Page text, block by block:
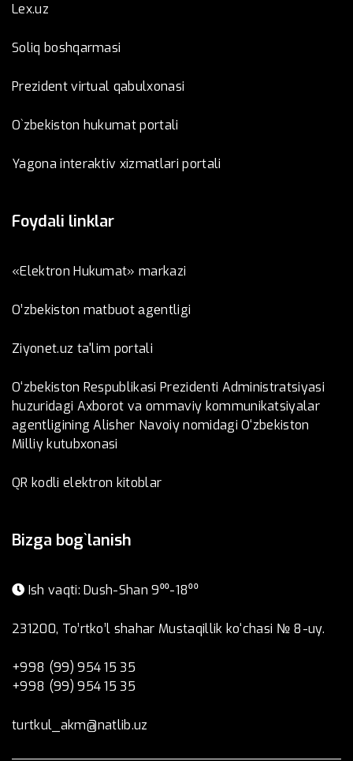
Lex.uz
Soliq boshqarmasi
Prezident virtual qabulxonasi
O`zbekiston hukumat portali
Yagona interaktiv xizmatlari portali
Foydali linklar
«Elektron Hukumat» markazi
O’zbеkistоn mаtbuоt аgеntligi
Ziyonet.uz ta'lim portali
O‘zbekiston Respublikasi Prezidenti Administratsiyasi
huzuridagi Axborot va ommaviy kommunikatsiyalar
agentligining Alisher Navoiy nomidagi O‘zbekiston
Milliy kutubxonasi
QR kodli elektron kitoblar
Bizga bog`lanish
Ish vaqti: Dush-Shan 9⁰⁰-18⁰⁰
231200, To’rtko’l shahar Mustaqillik ko‘chasi № 8-uy.
+998 (99) 954 15 35
+998 (99) 954 15 35
turtkul_akm@natlib.uz